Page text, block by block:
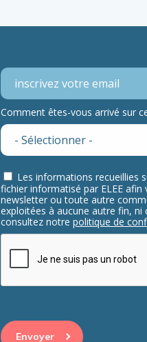
Comment êtes-vous arrivé sur
Les informations recueillies
fichier informatisé par ELEE
newsletter ou toute autre
exploitées à aucune autre fin, ni
consultez notre politique de